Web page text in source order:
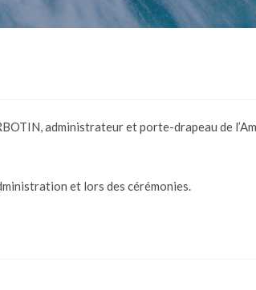
administrateur et porte-drapeau de
et lors des cérémonies.